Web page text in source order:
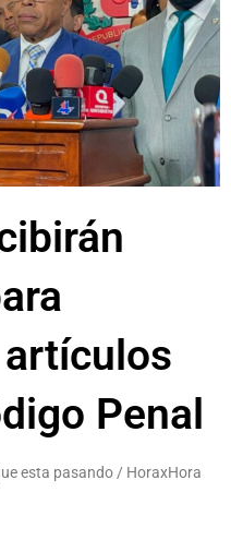
Penal
esta pasando / HoraxHora